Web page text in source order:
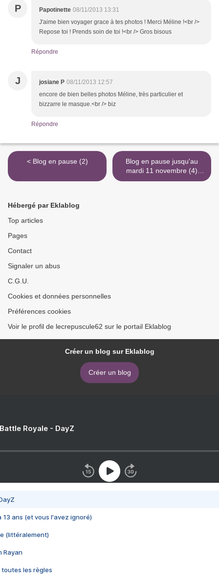
P Papotinette 08/11/2013 13:31
J'aime bien voyager grace à tes photos ! Merci Méline !<br />
Repose toi ! Prends soin de toi !<br /> Gros bisous
Répondre
J josiane P 08/11/2013 12:57
encore de bien belles photos Méline, très particulier et
bizzarre le masque.<br /> biz
Répondre
< Blog en pause (2)
Blog en pause jusqu'au
mardi 11 novembre (4)
................................PONTA
Hébergé par Eklablog
Top articles
Pages
Contact
Signaler un abus
C.G.U.
Cookies et données personnelles
Préférences cookies
Voir le profil de lecrepuscule62 sur le portail Eklablog
Créer un blog sur Eklablog
Créer un blog
Royale - DayZ
13 ans (et vous l'avez ignoré)
(littéralement)
Rayan
toutes les règles